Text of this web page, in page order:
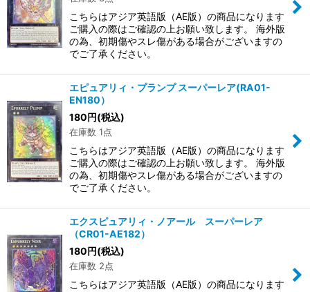
こちらはアジア英語版（AE版）の商品になります
ご購入の際はご確認の上お願い致します。 海外版
の為、初期傷やスレ傷がある場合がございますの
でご了承ください。
エピュアリィ・プランプ スーパーレア(RA01-
EN180）
180円(税込)
在庫数 1点
こちらはアジア英語版（AE版）の商品になります
ご購入の際はご確認の上お願い致します。 海外版
の為、初期傷やスレ傷がある場合がございますの
でご了承ください。
エクスピュアリィ・ノアール スーパーレア
（CR01-AE182）
180円(税込)
在庫数 2点
こちらはアジア英語版（AE版）の商品になります